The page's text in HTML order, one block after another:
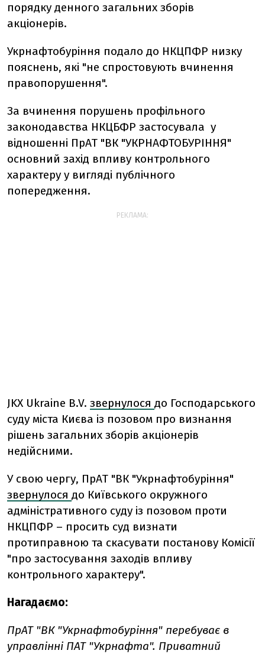
порядку денного загальних зборів
акціонерів.
Укрнафтобуріння подало до НКЦПФР низку
пояснень, які "не спростовують вчинення
правопорушення".
За вчинення порушень профільного
законодавства НКЦБФР застосувала у
відношенні ПрАТ "ВК "УКРНАФТОБУРІННЯ"
основний захід впливу контрольного
характеру у вигляді публічного
попередження.
РЕКЛАМА:
JKX Ukraine B.V. звернулося до Господарського
суду міста Києва із позовом про визнання
рішень загальних зборів акціонерів
недійсними.
У свою чергу, ПрАТ "ВК "Укрнафтобуріння"
звернулося до Київського окружного
адміністративного суду із позовом проти
НКЦПФР – просить суд визнати
протиправною та скасувати постанову Комісії
"про застосування заходів впливу
контрольного характеру".
Нагадаємо:
ПрАТ "ВК "Укрнафтобуріння" перебуває в
управлінні ПАТ "Укрнафта". Приватний